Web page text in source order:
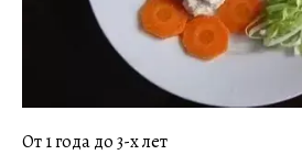
От 1 года до 3-х лет